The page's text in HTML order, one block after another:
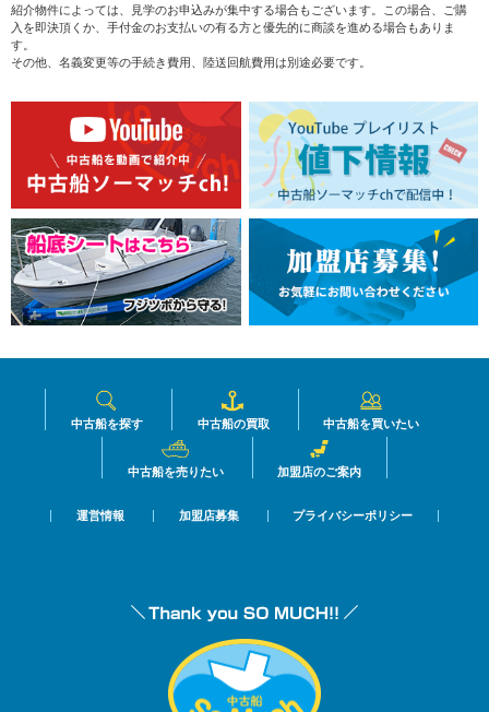
紹介物件によっては、見学のお申込みが集中する場合もございます。この場合、ご購
入を即決頂くか、手付金のお支払いの有る方と優先的に商談を進める場合もありま
す。
その他、名義変更等の手続き費用、陸送回航費用は別途必要です。
中古船を探す 中古船の買取 中古船を買いたい
中古船を売りたい 加盟店のご案内
運営情報 加盟店募集 プライバシーポリシー